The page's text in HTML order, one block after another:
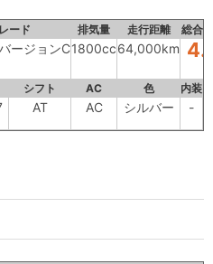
ード 排気量 走行距離 総合
ージョンC1800cc64,000km
シフト AC 色 内装
AT AC シルバー -